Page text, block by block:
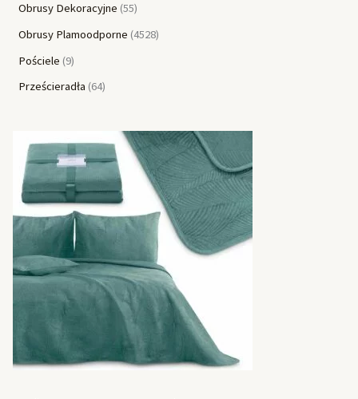
Obrusy Dekoracyjne 55
Obrusy Plamoodporne 4528
Pościele 9
Prześcieradła 64